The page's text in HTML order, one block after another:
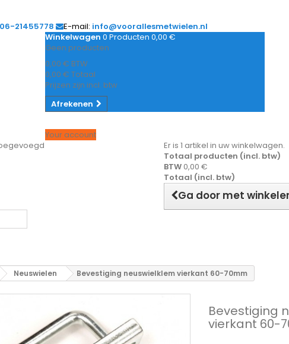
21455778 E-mail: info@voorallesmetwielen.nl
Winkelwagen 0 Producten 0,00 €
Geen producten
0,00 € BTW
0,00 € Totaal
Prijzen zijn incl. btw
Afrekenen
Your account
Er is 1 artikel in uw winkelwagen.
Totaal producten (incl. btw)
BTW 0,00 €
Totaal (incl. btw)
Ga door met
Neuswielen Bevestiging neuswielklem vierkant 60-70mm
Bevestiging
vierkant 60-